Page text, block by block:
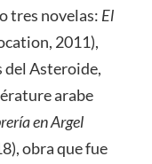
tres novelas: El
2011),
Asteroide,
arabe
en Argel
obra que fue